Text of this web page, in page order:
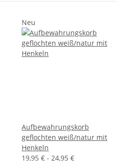
Neu
Aufbewahrungskorb
geflochten weiß/natur mit
Henkeln
19,95 € - 24,95 €